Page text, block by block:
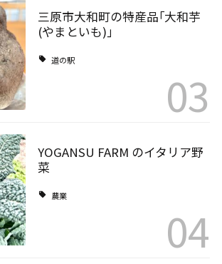
三原市大和町の特産品｢大和芋
(やまといも)｣
道の駅
03
YOGANSU FARM のイタリア野
菜
農業
04